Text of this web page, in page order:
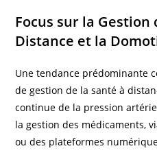
Focus sur la Gestion
Distance et la
Une tendance prédominante
de gestion de la santé à
continue de la pression
la gestion des médicaments,
ou des plateformes